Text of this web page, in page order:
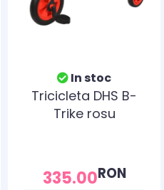
In stoc
Tricicleta DHS B-
Trike rosu
335.00RON